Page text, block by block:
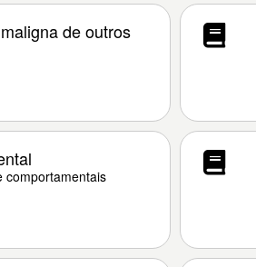
de outros
comportamentais